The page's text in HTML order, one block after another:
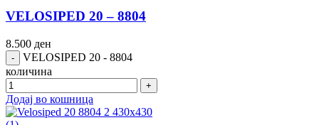
VELOSIPED 20 – 8804
8.500 ден
VELOSIPED 20 - 8804
количина
Додај во кошница